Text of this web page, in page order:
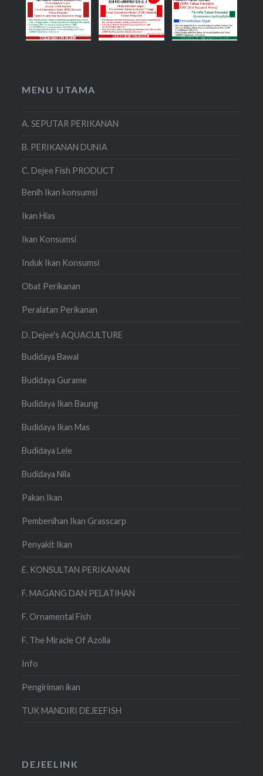
MENU UTAMA
A. SEPUTAR PERIKANAN
B. PERIKANAN DUNIA
C. Dejee Fish PRODUCT
Benih Ikan konsumsi
Ikan Hias
Ikan Konsumsi
Induk Ikan Konsumsi
Obat Perikanan
Peralatan Perikanan
D. Dejee's AQUACULTURE
Budidaya Bawal
Budidaya Gurame
Budidaya Ikan Baung
Budidaya Ikan Mas
Budidaya Lele
Budidaya Nila
Pakan Ikan
Pembenihan Ikan Grasscarp
Penyakit Ikan
E. KONSULTAN PERIKANAN
F. MAGANG DAN PELATIHAN
F. Ornamental Fish
F. The Miracle Of Azolla
Info
Pengiriman ikan
TUK MANDIRI DEJEEFISH
DEJEELINK